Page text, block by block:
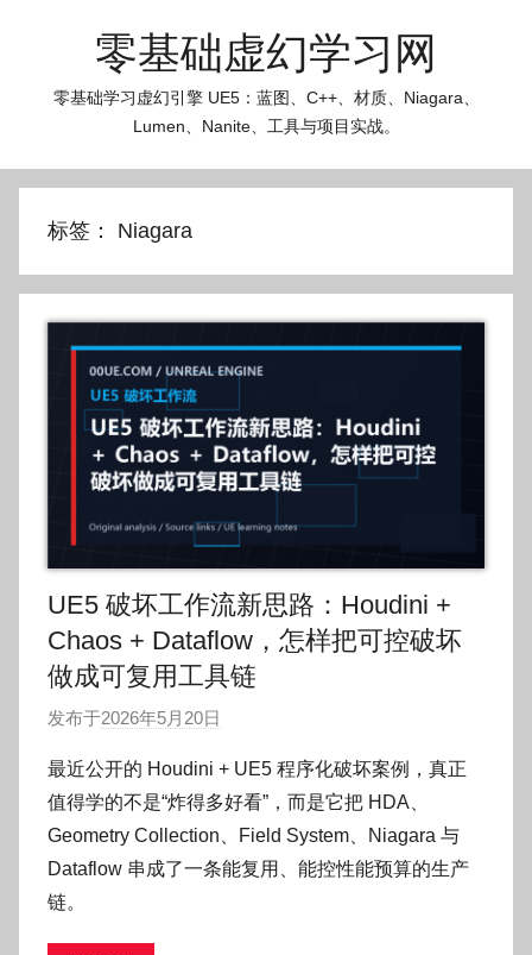
零基础虚幻学习网
零基础学习虚幻引擎 UE5：蓝图、C++、材质、Niagara、
Lumen、Nanite、工具与项目实战。
标签： Niagara
UE5 破坏工作流新思路：Houdini +
Chaos + Dataflow，怎样把可控破坏
做成可复用工具链
发布于2026年5月20日
:
O
k
g
最近公开的 Houdini + UE5 程序化破坏案例，真正
值得学的不是“炸得多好看”，而是它把 HDA、
Geometry Collection、Field System、Niagara 与
Dataflow 串成了一条能复用、能控性能预算的生产
链。